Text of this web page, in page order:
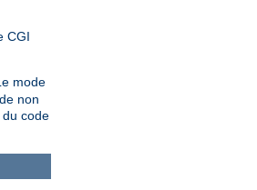
CGI
mode
non
code